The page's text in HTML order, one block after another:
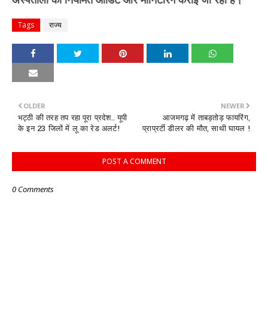
Tags राज्य
NEWER
आजमगढ़ में ताबड़तोड़ फायरिंग,
प्राप्रर्टी डीलर की मौत, साथी घायल !
OLDER
भट्ठी की तरह तप रहा पूरा प्रदेश.. यूपी
के इन 23 जिलों में लू का रेड अलर्ट!
POST A COMMENT
0 Comments